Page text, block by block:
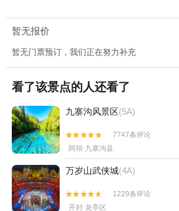
暂无报价
暂无门票预订，我们正在努力补充
看了该景点的人还看了
九寨沟风景区(5A)


7747条评论
阿坝·九寨沟县
万岁山武侠城(4A)


1229条评论
开封·龙亭区